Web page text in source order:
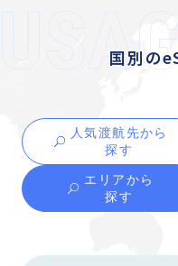
国別の
人気渡航先から
探す
エリアから
探す